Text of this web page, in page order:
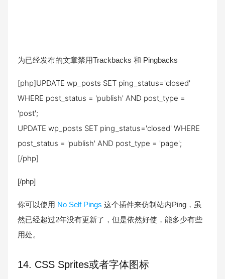
为已经发布的文章禁用Trackbacks 和 Pingbacks
[php]UPDATE wp_posts SET ping_status='closed'
WHERE post_status = 'publish' AND post_type =
'post';
UPDATE wp_posts SET ping_status='closed' WHERE
post_status = 'publish' AND post_type = 'page';
[/php]
[/php]
你可以使用 No Self Pings 这个插件来仿制站内Ping，虽
然已经超过2年没有更新了，但是依然好使，能多少有些
用处。
14. CSS Sprites或者字体图标